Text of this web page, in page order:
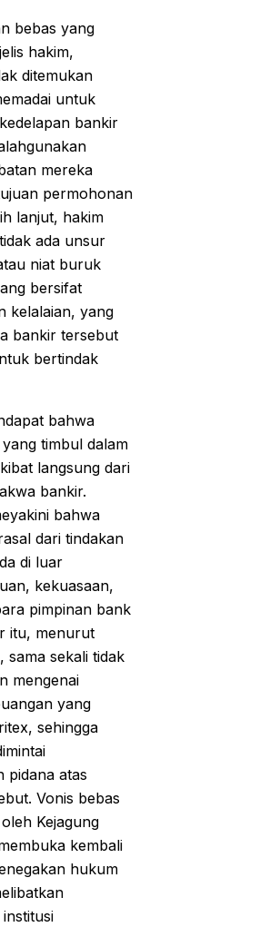
bebas yang
hakim,
ditemukan
untuk
bankir
mereka
permohonan
lanjut, hakim
ada unsur
niat buruk
bersifat
kelalaian, yang
bankir tersebut
bertindak
bahwa
timbul dalam
langsung dari
bankir.
bahwa
dari tindakan
di luar
kekuasaan,
pimpinan bank
itu, menurut
sama sekali tidak
mengenai
yang
sehingga
pidana atas
Vonis bebas
Kejagung
kembali
hukum